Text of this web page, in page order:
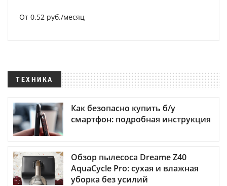
От 0.52 руб./месяц
ТЕХНИКА
Как безопасно купить б/у
смартфон: подробная инструкция
Обзор пылесоса Dreame Z40
AquaCycle Pro: сухая и влажная
уборка без усилий